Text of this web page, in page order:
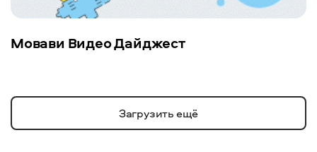
Мовави Видео Дайджест
Загрузить ещё